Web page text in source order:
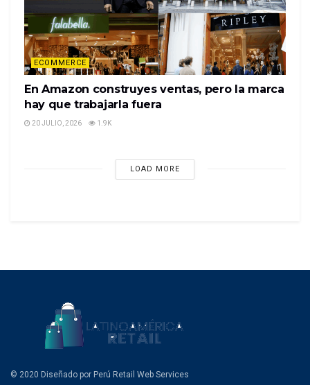
ECOMMERCE
En Amazon construyes ventas, pero la marca
hay que trabajarla fuera
20 JULIO, 2026 1.9K
LOAD MORE
© 2020 Diseñado por Perú Retail Web Services